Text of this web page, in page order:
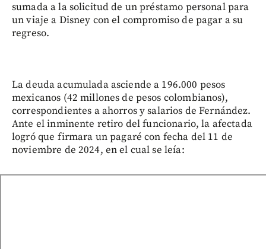
sumada a la solicitud de un préstamo personal para
un viaje a Disney con el compromiso de pagar a su
regreso.
La deuda acumulada asciende a 196.000 pesos
mexicanos (42 millones de pesos colombianos),
correspondientes a ahorros y salarios de Fernández.
Ante el inminente retiro del funcionario, la afectada
logró que firmara un pagaré con fecha del 11 de
noviembre de 2024, en el cual se leía: